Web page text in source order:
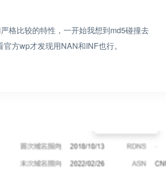
格比较的特性，一开始我想到md5碰撞去
方wp才发现用NAN和INF也行。